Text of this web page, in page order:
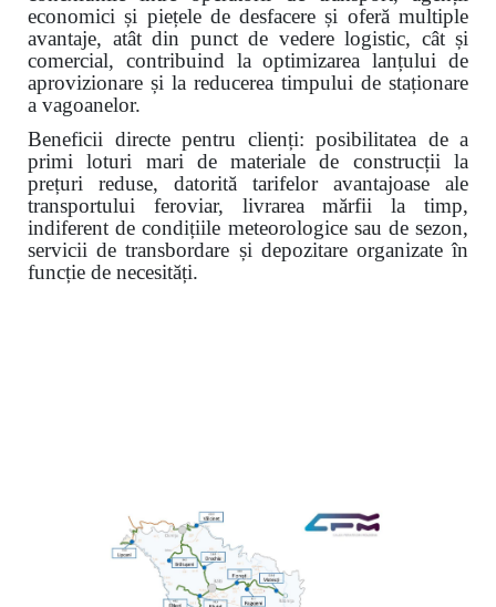
economici și piețele de desfacere și oferă multiple
avantaje, atât din punct de vedere logistic, cât și
comercial, contribuind la optimizarea lanțului de
aprovizionare și la reducerea timpului de staționare
a vagoanelor.
Beneficii directe pentru clienți: posibilitatea de a
primi loturi mari de materiale de construcții la
prețuri reduse, datorită tarifelor avantajoase ale
transportului feroviar, livrarea mărfii la timp,
indiferent de condițiile meteorologice sau de sezon,
servicii de transbordare și depozitare organizate în
funcție de necesități.